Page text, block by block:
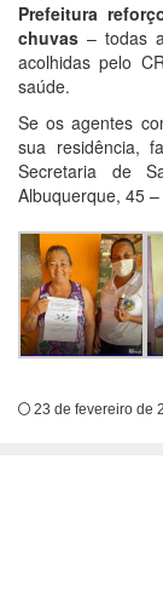
Prefeitura
chuvas – todas
acolhidas pelo
saúde.
Se os agentes
sua residência,
Secretaria de
Albuquerque, 45
23 de fevereiro de